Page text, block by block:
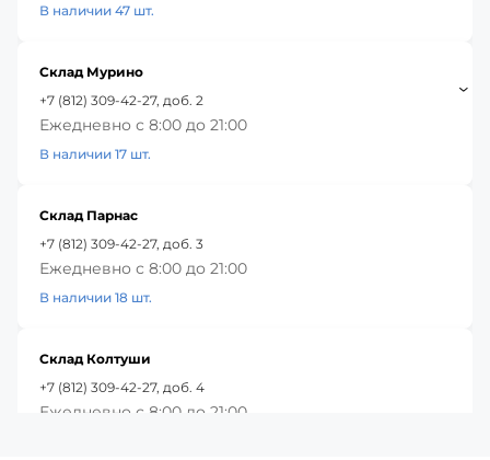
В наличии 47 шт.
Склад Мурино
+7 (812) 309-42-27, доб. 2
Ежедневно с 8:00 до 21:00
В наличии 17 шт.
Склад Парнас
+7 (812) 309-42-27, доб. 3
Ежедневно с 8:00 до 21:00
В наличии 18 шт.
Склад Колтуши
+7 (812) 309-42-27, доб. 4
Ежедневно с 8:00 до 21:00